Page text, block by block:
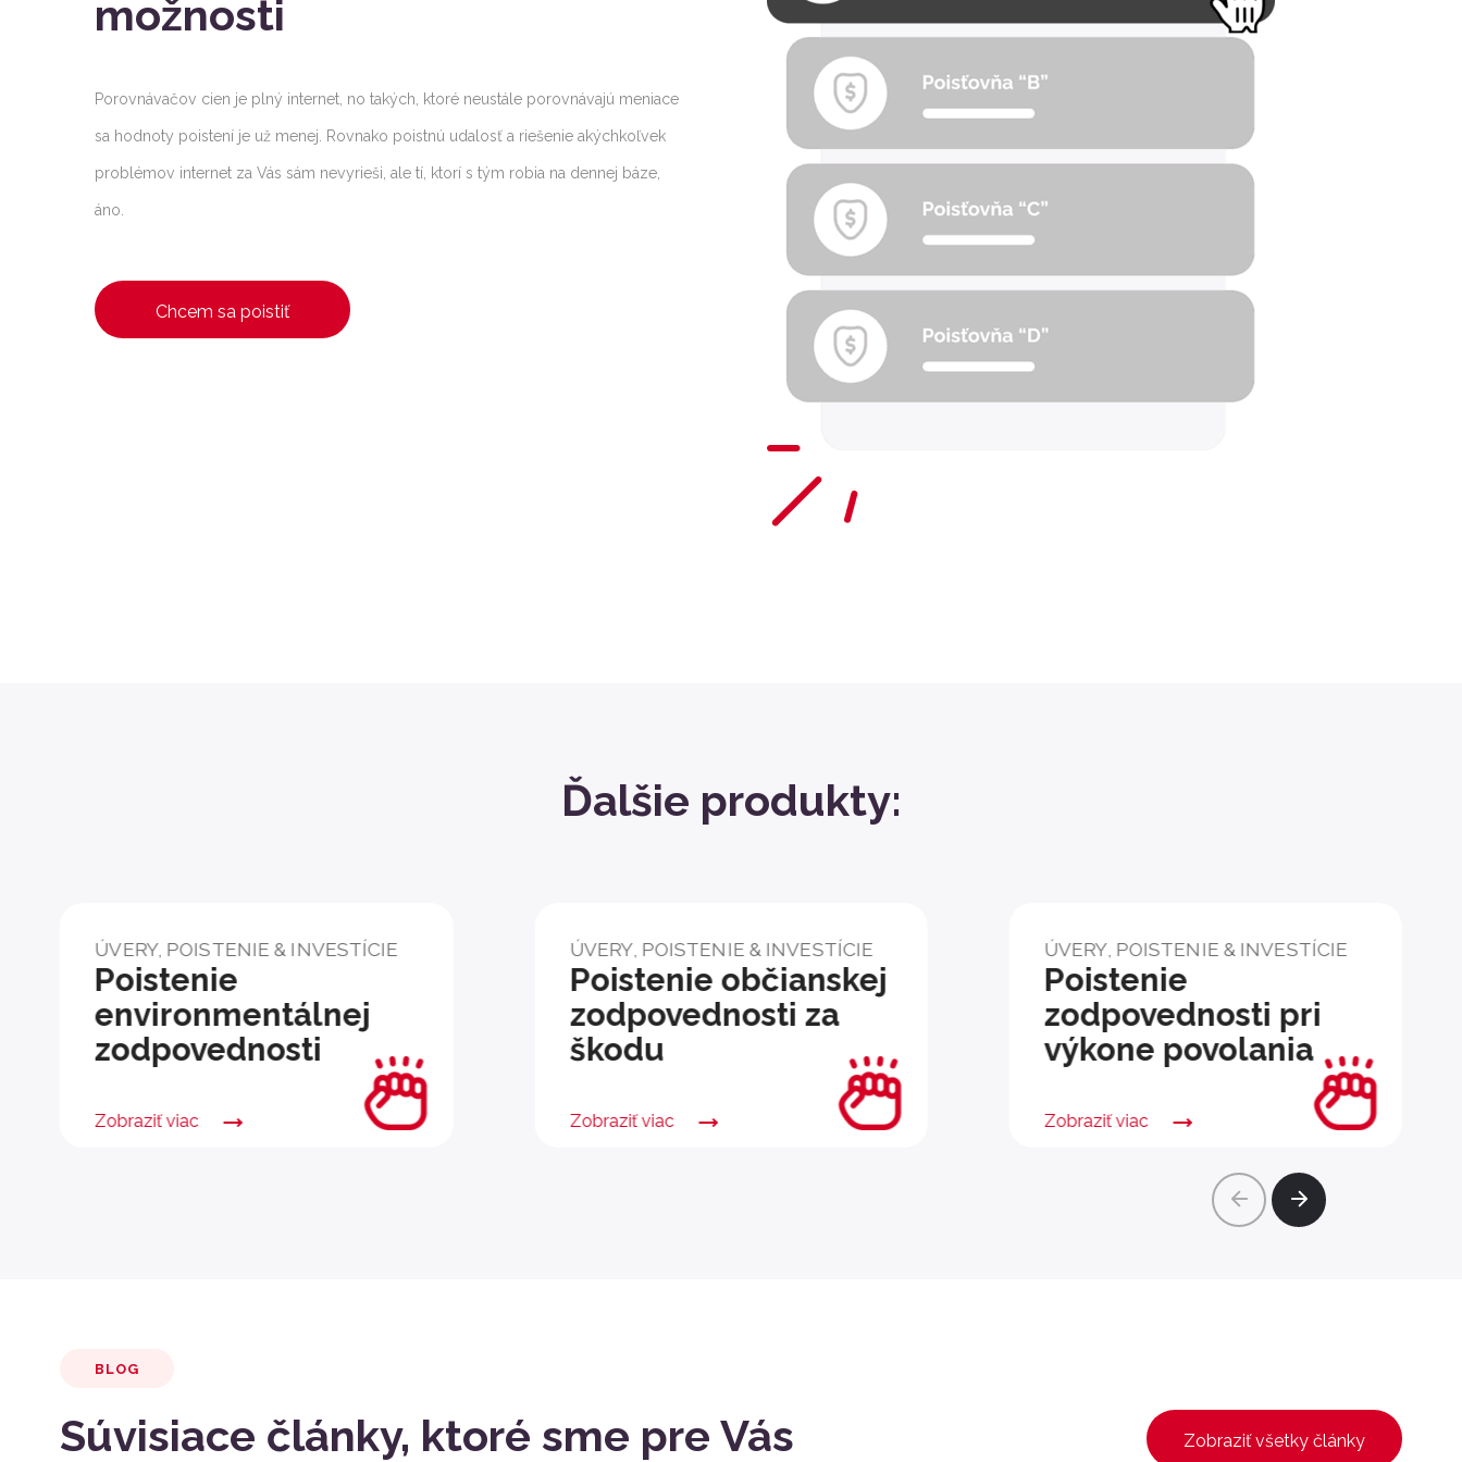
možnosti
Porovnávačov cien je plný internet, no takých, ktoré neustále porovnávajú meniace
sa hodnoty poistení je už menej. Rovnako poistnú udalosť a riešenie akýchkoľvek
problémov internet za Vás sám nevyrieši, ale tí, ktorí s tým robia na dennej báze,
áno.
Chcem sa poistiť
Ďalšie produkty:
ÚVERY, POISTENIE & INVESTÍCIE
Poistenie
environmentálnej
zodpovednosti
Zobraziť viac
ÚVERY, POISTENIE & INVESTÍCIE
Poistenie občianskej
zodpovednosti za
škodu
Zobraziť viac
ÚVERY, POISTENIE & INVESTÍCIE
Poistenie
zodpovednosti pri
výkone povolania
Zobraziť viac
BLOG
Súvisiace články, ktoré sme pre Vás Zobraziť všetky články